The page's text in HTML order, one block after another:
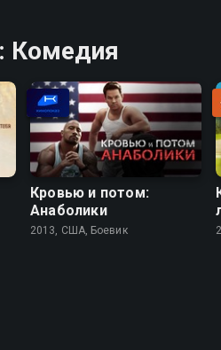
Комедия
Кровью и потом:
Анаболики
2013, США, Боевик